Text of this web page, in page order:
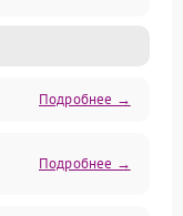
Подробнее →
Подробнее →